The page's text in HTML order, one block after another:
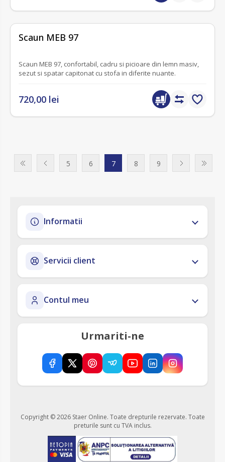
Scaun MEB 97
Scaun MEB 97, confortabil, cadru si picioare din lemn masiv,
sezut si spatar capitonat cu stofa in diferite nuante.
720,00 lei
5 6 7 8 9
Informatii
Servicii client
Contul meu
Urmariti-ne
Copyright © 2026 Staer Online. Toate drepturile rezervate. Toate
preturile sunt cu TVA inclus.